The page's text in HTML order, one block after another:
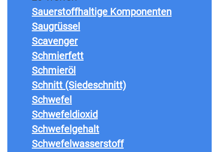
Sauerstoffhaltige Komponenten
Saugrüssel
Scavenger
Schmierfett
Schmieröl
Schnitt (Siedeschnitt)
Schwefel
Schwefeldioxid
Schwefelgehalt
Schwefelwasserstoff